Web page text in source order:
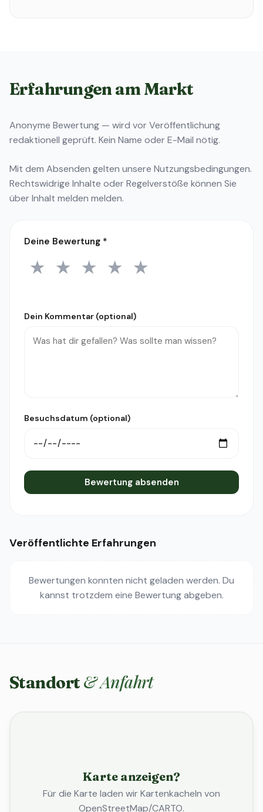
Erfahrungen am Markt
Anonyme Bewertung — wird vor Veröffentlichung
redaktionell geprüft. Kein Name oder E-Mail nötig.
Mit dem Absenden gelten unsere Nutzungsbedingungen.
Rechtswidrige Inhalte oder Regelverstöße können Sie
überInhalt melden melden.
Deine Bewertung *
1 Stern
★ 2 Sterne
★ 3 Sterne
★ 4 Sterne
★ 5 Sterne
★
Dein Kommentar (optional)
Besuchsdatum (optional)
Bewertung absenden
Veröffentlichte Erfahrungen
Bewertungen konnten nicht geladen werden. Du
kannst trotzdem eine Bewertung abgeben.
Standort & Anfahrt
Karte anzeigen?
Für die Karte laden wir Kartenkacheln von
OpenStreetMap/CARTO.